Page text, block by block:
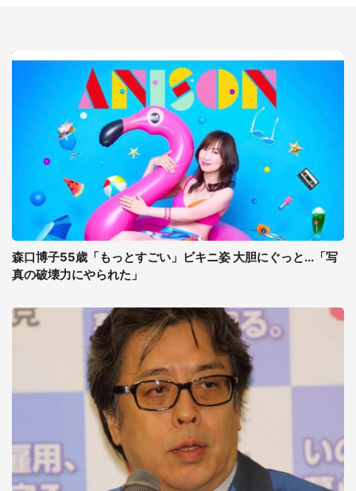
森口博子55歳「もっとすごい」ビキニ姿 大胆にぐっと...「写
真の破壊力にやられた」